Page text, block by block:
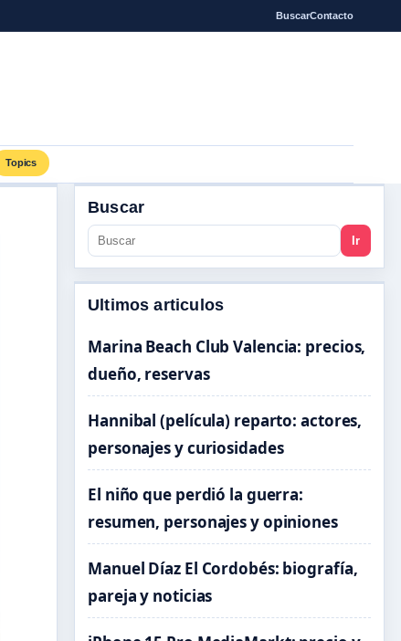
BuscarContacto
Topics
Buscar
Ir
Ultimos articulos
Marina Beach Club Valencia: precios,
dueño, reservas
Hannibal (película) reparto: actores,
personajes y curiosidades
El niño que perdió la guerra:
resumen, personajes y opiniones
Manuel Díaz El Cordobés: biografía,
pareja y noticias